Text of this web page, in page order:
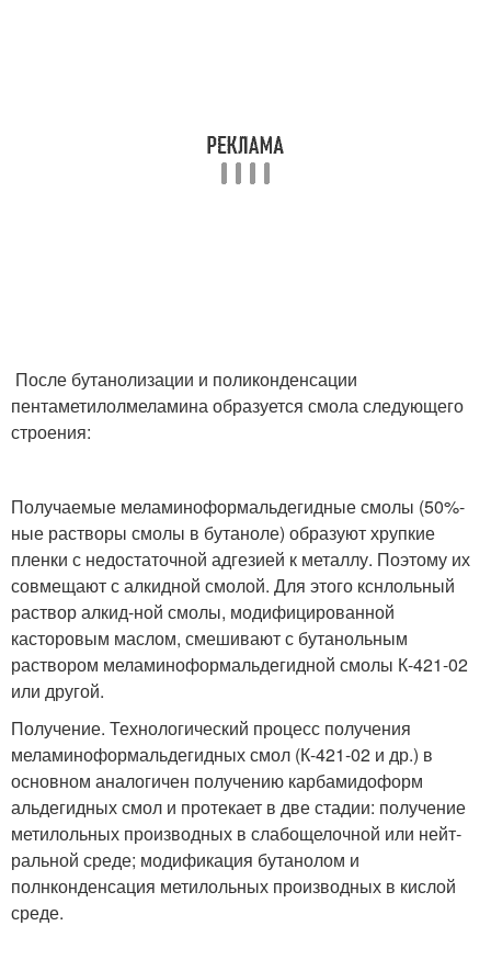
После бутанолизации и поликонденсации
пентаметилолмеламина образуется смола следующего
строения:
Получаемые меламиноформальдегидные смолы (50%-
ные растворы смолы в бутаноле) образуют хрупкие
пленки с недостаточной адгезией к металлу. По­этому их
совмещают с алкидной смолой. Для этого кснлольный
раствор алкид-ной смолы, модифицированной
касторовым маслом, смешивают с бутанольным
раствором меламиноформальдегидной смолы К-421-02
или другой.
Получение. Технологи­ческий процесс получения
меламиноформальдегидных смол (К-421-02 и др.) в
основном аналогичен получению карбамидоформ
альдегидных смол и протекает в две стадии: получение
метилольных производных в слабощелочной или нейт­
ральной среде; модификация бутанолом и
полнконденсация метилольных произ­водных в кислой
среде.